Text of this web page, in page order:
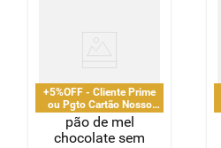
+5%OFF - Cliente Prime
ou Pgto Cartão Nosso
Pay
pão de mel
chocolate sem